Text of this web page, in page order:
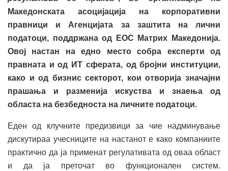
Македонската асоцијација на корпоративни
правници и Агенцијата за заштита на лични
податоци, поддржана од ЕОС Матрих Македонија.
Овој настан на едно место собра експерти од
правната и од ИТ сферата, од бројни институции,
како и од бизнис секторот, кои отворија значајни
прашања и разменија искуства и знаења од
областа на безбедноста на личните податоци.
Еден од клучните предизвици за чие надминување
дискутираа учесниците на настанот е како компаниите
практично да ја применат регулативата од оваа област
и да ја преточат во функционален систем.